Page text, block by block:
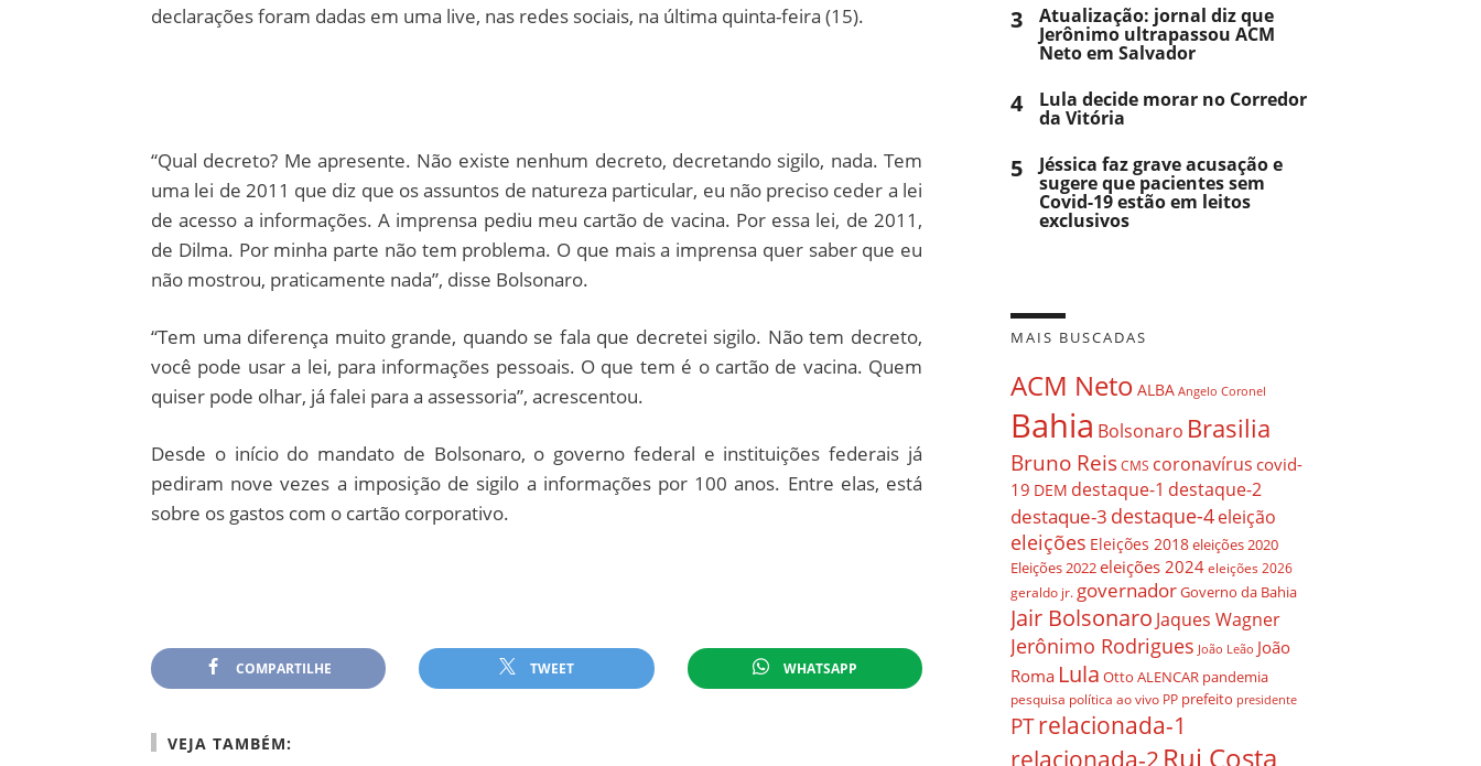
declarações foram dadas em uma live, nas redes sociais, na última quinta-feira (15).
“Qual decreto? Me apresente. Não existe nenhum decreto, decretando sigilo, nada. Tem
uma lei de 2011 que diz que os assuntos de natureza particular, eu não preciso ceder a lei
de acesso a informações. A imprensa pediu meu cartão de vacina. Por essa lei, de 2011,
de Dilma. Por minha parte não tem problema. O que mais a imprensa quer saber que eu
não mostrou, praticamente nada”, disse Bolsonaro.
“Tem uma diferença muito grande, quando se fala que decretei sigilo. Não tem decreto,
você pode usar a lei, para informações pessoais. O que tem é o cartão de vacina. Quem
quiser pode olhar, já falei para a assessoria”, acrescentou.
Desde o início do mandato de Bolsonaro, o governo federal e instituições federais já
pediram nove vezes a imposição de sigilo a informações por 100 anos. Entre elas, está
sobre os gastos com o cartão corporativo.
COMPARTILHE TWEET WHATSAPP
VEJA TAMBÉM:
3 Atualização: jornal diz que
Jerônimo ultrapassou ACM
Neto em Salvador
4 Lula decide morar no Corredor
da Vitória
5 Jéssica faz grave acusação e
sugere que pacientes sem
Covid-19 estão em leitos
exclusivos
MAIS BUSCADAS
ACM Neto ALBA Angelo Coronel
Bahia Bolsonaro Brasilia
Bruno ReisCMS coronavírus covid-
19 DEM destaque-1 destaque-2
destaque-3 destaque-4eleição
eleições Eleições 2018eleições 2020
Eleições 2022eleições 2024 eleições 2026
geraldo jr. governadorGoverno da Bahia
Jair Bolsonaro Jaques Wagner
Jerônimo Rodrigues João Leão João
Roma Lula Otto ALENCAR pandemia
pesquisa política ao vivo PP prefeito presidente
PTrelacionada-1
relacionada-2 Rui Costa